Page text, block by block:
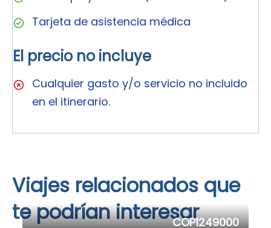
Tarjeta de asistencia médica
El precio no incluye
Cualquier gasto y/o servicio no incluido
en el itinerario.
Viajes relacionados que
te podrían interesarCOP1249000